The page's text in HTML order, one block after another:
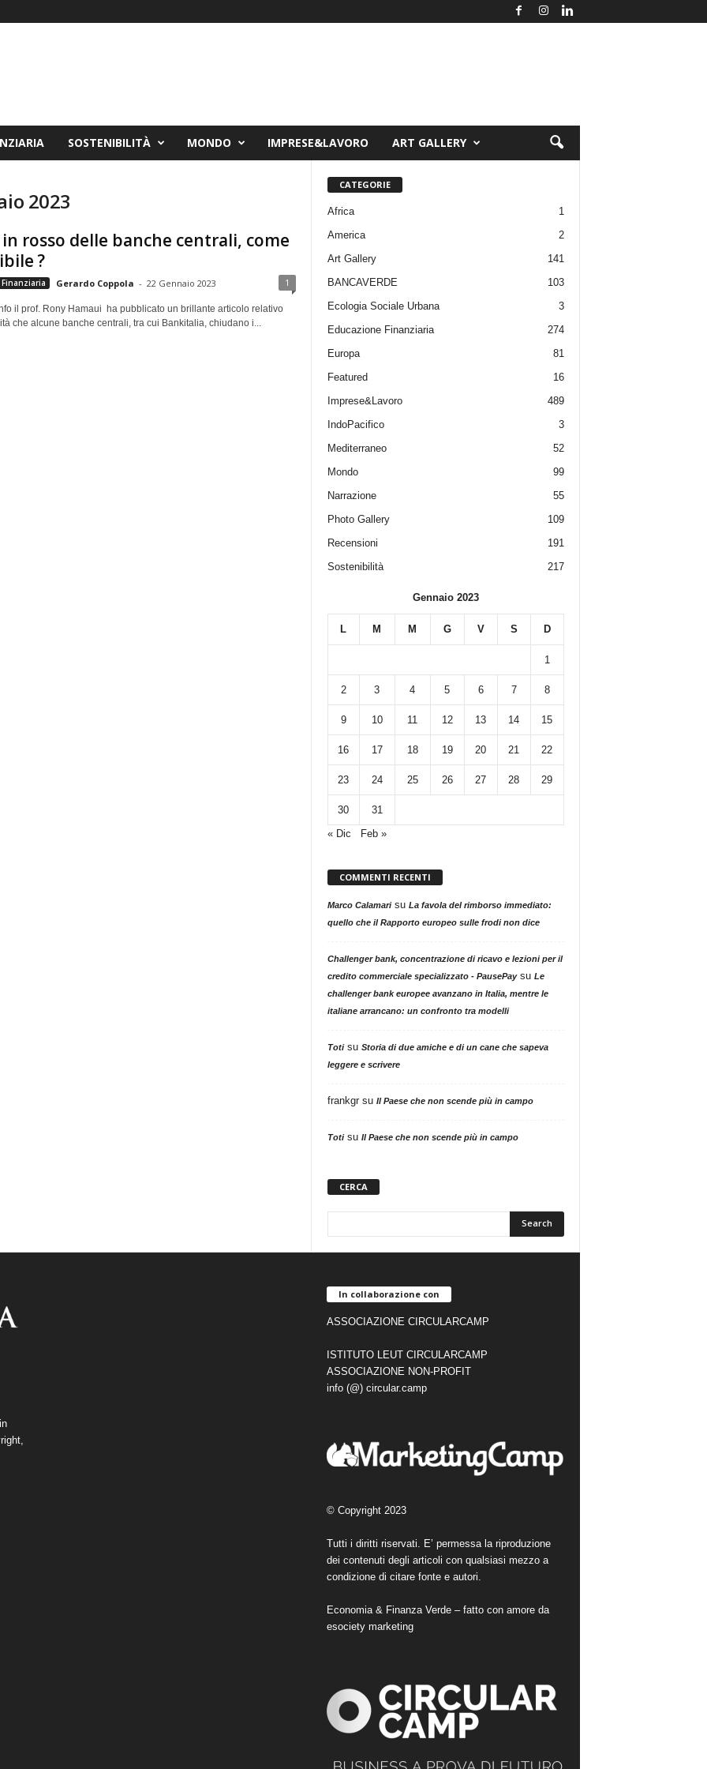
SOSTENIBILITÀ MONDO IMPRESE&LAVORO ART GALLERY
2023
rosso delle banche centrali, come
?
Gerardo Coppola - 22 Gennaio 2023 1
il prof. Rony Hamaui ha pubblicato un brillante articolo relativo
che alcune banche centrali, tra cui Bankitalia, chiudano i...
CATEGORIE
Africa
1
America
2
Art Gallery
141
BANCAVERDE
103
Ecologia Sociale Urbana
3
Educazione Finanziaria
274
Europa
81
Featured
16
Imprese&Lavoro
489
IndoPacifico
3
Mediterraneo
52
Mondo
99
Narrazione
55
Photo Gallery
109
Recensioni
191
Sostenibilità
217
Gennaio 2023
L M M G V S D
1
2 3 4 5 6 7 8
9 10 11 12 13 14 15
16 17 18 19 20 21 22
23 24 25 26 27 28 29
30
31
« Dic
Feb »
COMMENTI RECENTI
Marco Calamarisu La favola del rimborso immediato:
quello che il Rapporto europeo sulle frodi non dice
Challenger bank, concentrazione di ricavo e lezioni per il
credito commerciale specializzato - PausePaysu Le
challenger bank europee avanzano in Italia, mentre le
italiane arrancano: un confronto tra modelli
Totisu Storia di due amiche e di un cane che sapeva
leggere e scrivere
frankgrsu Il Paese che non scende più in campo
Totisu Il Paese che non scende più in campo
CERCA
In collaborazione con
ASSOCIAZIONE CIRCULARCAMP
ISTITUTO LEUT CIRCULARCAMP
ASSOCIAZIONE NON-PROFIT
info (@) circular.camp
© Copyright 2023
Tutti i diritti riservati. E’ permessa la riproduzione
dei contenuti degli articoli con qualsiasi mezzo a
condizione di citare fonte e autori.
Economia & Finanza Verde – fatto con amore da
esociety marketing